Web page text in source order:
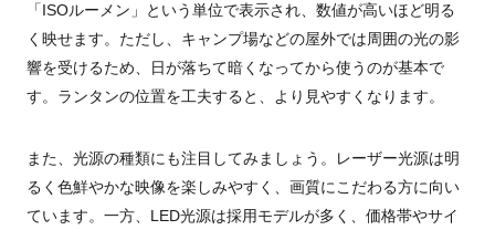
「ISOルーメン」という単位で表示され、数値が高いほど明る
く映せます。ただし、キャンプ場などの屋外では周囲の光の影
響を受けるため、日が落ちて暗くなってから使うのが基本で
す。ランタンの位置を工夫すると、より見やすくなります。
また、光源の種類にも注目してみましょう。レーザー光源は明
るく色鮮やかな映像を楽しみやすく、画質にこだわる方に向い
ています。一方、LED光源は採用モデルが多く、価格帯やサイ